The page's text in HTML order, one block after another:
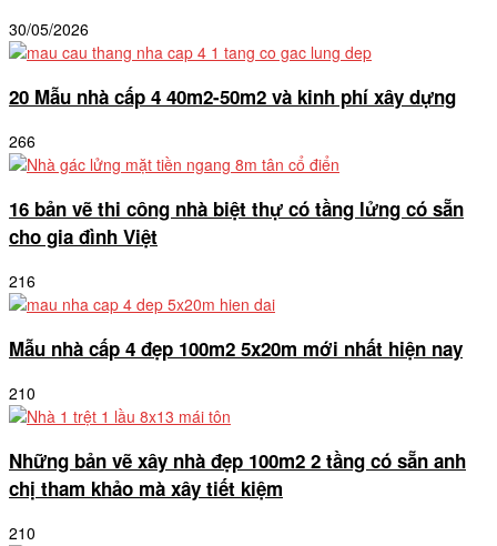
30/05/2026
20 Mẫu nhà cấp 4 40m2-50m2 và kinh phí xây dựng
266
16 bản vẽ thi công nhà biệt thự có tầng lửng có sẵn
cho gia đình Việt
216
Mẫu nhà cấp 4 đẹp 100m2 5x20m mới nhất hiện nay
210
Những bản vẽ xây nhà đẹp 100m2 2 tầng có sẵn anh
chị tham khảo mà xây tiết kiệm
210